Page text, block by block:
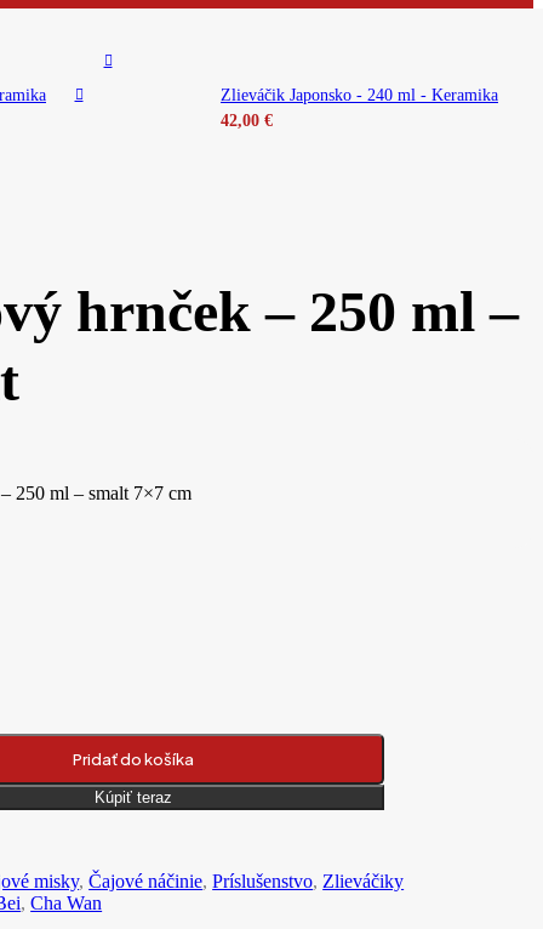
Zlieváčik Japonsko - 240 ml - Keramika
42,00 €
hrnček – 250 ml –
250 ml – smalt 7×7 cm
hrnček - 250 ml - smalt
Pridať do košíka
Kúpiť teraz
misky, Čajové náčinie, Príslušenstvo, Zlieváčiky
, Cha Wan